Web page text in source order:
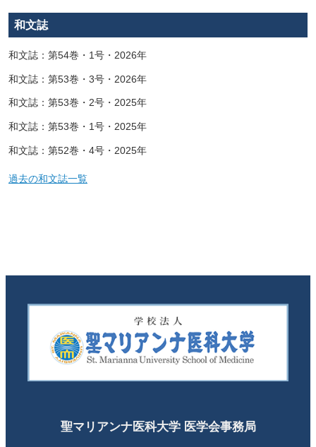
和文誌
和文誌：第54巻・1号・2026年
和文誌：第53巻・3号・2026年
和文誌：第53巻・2号・2025年
和文誌：第53巻・1号・2025年
和文誌：第52巻・4号・2025年
過去の和文誌一覧
聖マリアンナ医科大学 医学会事務局